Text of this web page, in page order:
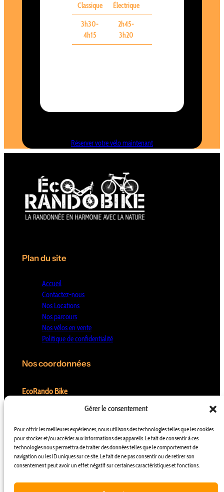
Gérer le consentement
Pour offrir les meilleures expériences, nous utilisons des technologies telles que les cookies
pour stocker et/ou accéder aux informations des appareils. Le fait de consentir à ces
technologies nous permettra de traiter des données telles que le comportement de
navigation ou les ID uniques sur ce site. Le fait de ne pas consentir ou de retirer son
consentement peut avoir un effet négatif sur certaines caractéristiques et fonctions.
Classique Électrique
3h30-
4h15
2h45-
3h20
Réserver votre vélo maintenant
Plan du site
Accueil
Contactez-nous
Nos Locations
Nos parcours
Nos vélos en vente
Politique de confidentialité
Nos coordonnées
EcoRando Bike
24250 CASTELNAUD-LA-CHAPELLE
06 82 84 36 18